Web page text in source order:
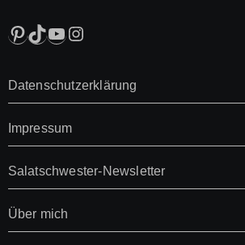
Pinterest
TikTok
YouTube
Instagram
Datenschutzerklärung
Impressum
Salatschwester-Newsletter
Über mich